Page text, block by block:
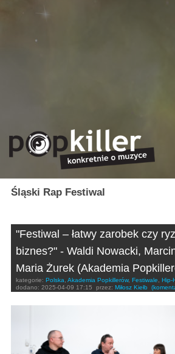
Śląski Rap Festiwal
"Festiwal – łatwy zarobek czy
biznes?" - Waldi Nowacki,
Maria Żurek (Akademia
kategorie: Polska, Akademia Popkillerów, Festiwale, Hip-
dodano: 2025-04-09 17:15 przez: Miłosz Kiełb